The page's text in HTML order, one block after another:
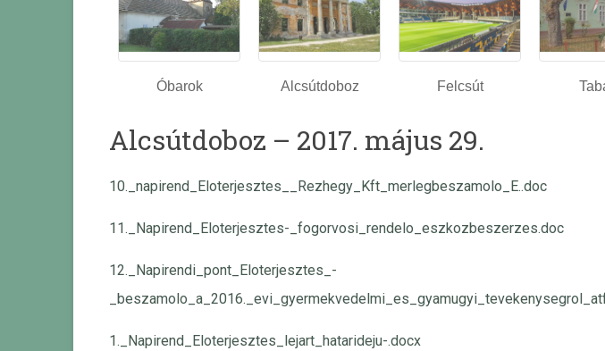
Óbarok Alcsútdoboz Felcsút
Alcsútdoboz – 2017. május 29.
10._napirend_Eloterjesztes__Rezhegy_Kft_merlegbeszamolo_E..doc
11._Napirend_Eloterjesztes-_fogorvosi_rendelo_eszkozbeszerzes.doc
12._Napirendi_pont_Eloterjesztes_-
1._Napirend_Eloterjesztes_lejart_hatarideju-.docx